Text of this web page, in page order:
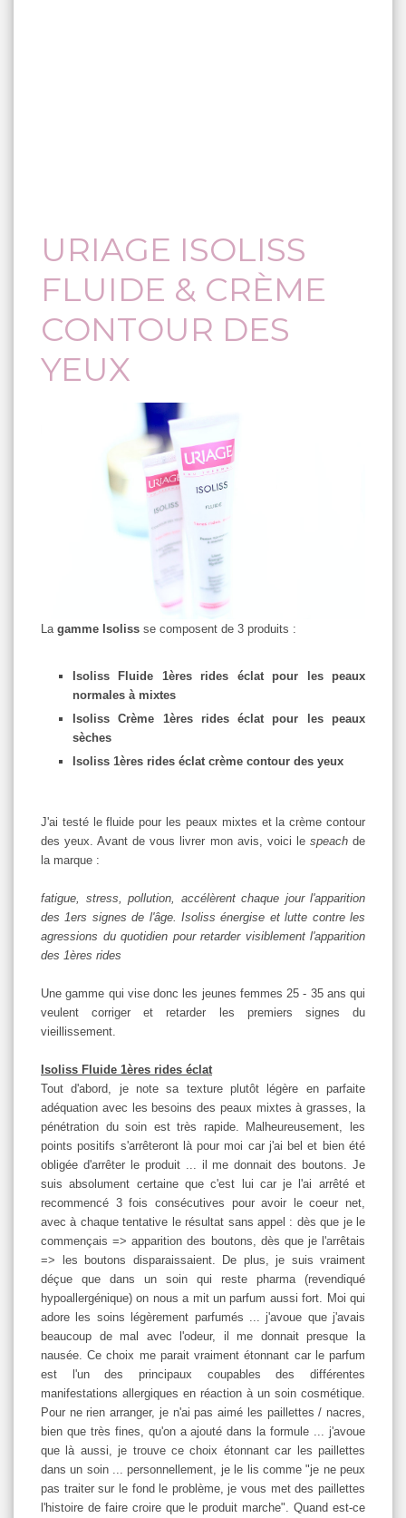
URIAGE ISOLISS
FLUIDE & CRÈME
CONTOUR DES
YEUX
La gamme Isoliss se composent de 3 produits :
Isoliss Fluide 1ères rides éclat pour les peaux
normales à mixtes
Isoliss Crème 1ères rides éclat pour les peaux
sèches
Isoliss 1ères rides éclat crème contour des yeux
J'ai testé le fluide pour les peaux mixtes et la crème contour
des yeux. Avant de vous livrer mon avis, voici le speachde
la marque :
fatigue, stress, pollution, accélèrent chaque jour l'apparition
des 1ers signes de l'âge. Isoliss énergise et lutte contre les
agressions du quotidien pour retarder visiblement l'apparition
des 1ères rides
Une gamme qui vise donc les jeunes femmes 25 - 35 ans qui
veulent corriger et retarder les premiers signes du
vieillissement.
Isoliss Fluide 1ères rides éclat
Tout d'abord, je note sa texture plutôt légère en parfaite
adéquation avec les besoins des peaux mixtes à grasses, la
pénétration du soin est très rapide. Malheureusement, les
points positifs s'arrêteront là pour moi car j'ai bel et bien été
obligée d'arrêter le produit ... il me donnait des boutons. Je
suis absolument certaine que c'est lui car je l'ai arrêté et
recommencé 3 fois consécutives pour avoir le coeur net,
avec à chaque tentative le résultat sans appel : dès que je le
commençais => apparition des boutons, dès que je l'arrêtais
=> les boutons disparaissaient. De plus, je suis vraiment
déçue que dans un soin qui reste pharma (revendiqué
hypoallergénique) on nous a mit un parfum aussi fort. Moi qui
adore les soins légèrement parfumés ... j'avoue que j'avais
beaucoup de mal avec l'odeur, il me donnait presque la
nausée. Ce choix me parait vraiment étonnant car le parfum
est l'un des principaux coupables des différentes
manifestations allergiques en réaction à un soin cosmétique.
Pour ne rien arranger, je n'ai pas aimé les paillettes / nacres,
bien que très fines, qu'on a ajouté dans la formule ... j'avoue
que là aussi, je trouve ce choix étonnant car les paillettes
dans un soin ... personnellement, je le lis comme "je ne peux
pas traiter sur le fond le problème, je vous met des paillettes
l'histoire de faire croire que le produit marche". Quand est-ce